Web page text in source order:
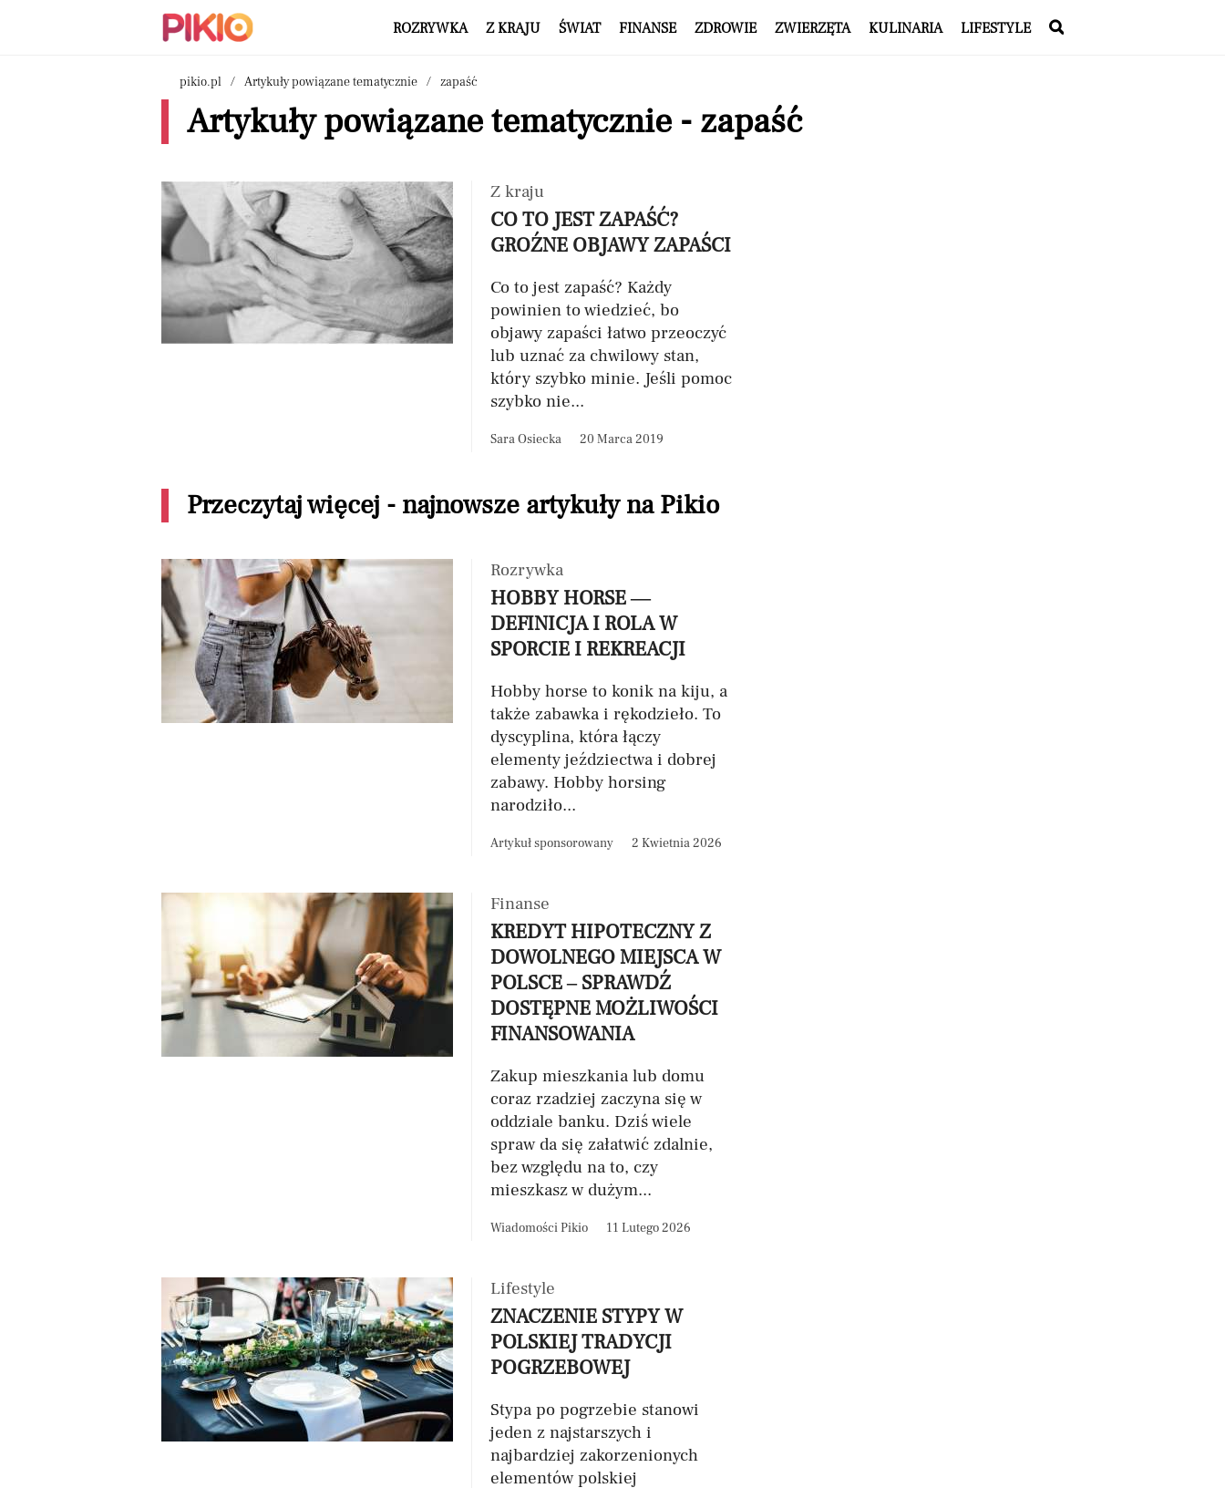
ROZRYWKA Z KRAJU ŚWIAT FINANSE ZDROWIE ZWIERZĘTA KULINARIA LIFESTYLE
pikio.pl Artykuły powiązane tematycznie zapaść
Artykuły powiązane tematycznie - zapaść
Z kraju
CO TO JEST ZAPAŚĆ?
GROŹNE OBJAWY ZAPAŚCI
Co to jest zapaść? Każdy
powinien to wiedzieć, bo
objawy zapaści łatwo przeoczyć
lub uznać za chwilowy stan,
który szybko minie. Jeśli pomoc
szybko nie...
Sara Osiecka 20 Marca 2019
Przeczytaj więcej - najnowsze artykuły na Pikio
Rozrywka
HOBBY HORSE —
DEFINICJA I ROLA W
SPORCIE I REKREACJI
Hobby horse to konik na kiju, a
także zabawka i rękodzieło. To
dyscyplina, która łączy
elementy jeździectwa i dobrej
zabawy. Hobby horsing
narodziło...
Artykuł sponsorowany 2 Kwietnia 2026
Finanse
KREDYT HIPOTECZNY Z
DOWOLNEGO MIEJSCA W
POLSCE – SPRAWDŹ
DOSTĘPNE MOŻLIWOŚCI
FINANSOWANIA
Zakup mieszkania lub domu
coraz rzadziej zaczyna się w
oddziale banku. Dziś wiele
spraw da się załatwić zdalnie,
bez względu na to, czy
mieszkasz w dużym...
Wiadomości Pikio 11 Lutego 2026
Lifestyle
ZNACZENIE STYPY W
POLSKIEJ TRADYCJI
POGRZEBOWEJ
Stypa po pogrzebie stanowi
jeden z najstarszych i
najbardziej zakorzenionych
elementów polskiej